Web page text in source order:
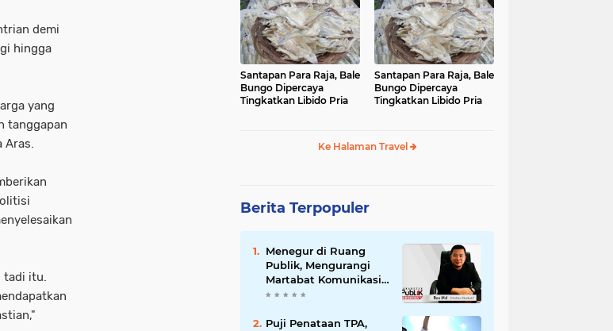
demi
hingga
yang
tanggapan
Aras.
tadi itu.
Santapan Para Raja, Bale
Bungo Dipercaya
Tingkatkan Libido Pria
Santapan Para Raja, Bale
Bungo Dipercaya
Tingkatkan Libido Pria
Ke Halaman Travel
Berita Terpopuler
Menegur di Ruang
Publik, Mengurangi
Martabat Komunikasi
Pemerintahan
Puji Penataan TPA,